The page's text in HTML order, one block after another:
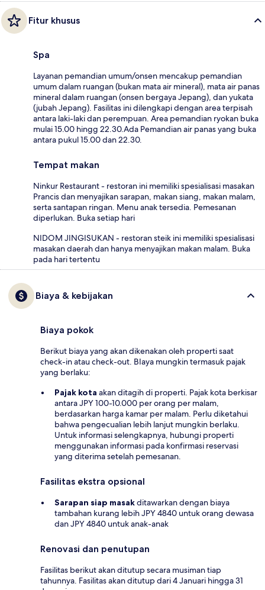
Fitur khusus
Spa
Layanan pemandian umum/onsen mencakup pemandian
umum dalam ruangan (bukan mata air mineral), mata air panas
mineral dalam ruangan (onsen bergaya Jepang), dan yukata
(jubah Jepang). Fasilitas ini dilengkapi dengan area terpisah
antara laki-laki dan perempuan. Area pemandian ryokan buka
mulai 15.00 hingg 22.30.Ada Pemandian air panas yang buka
antara pukul 15.00 dan 22.30.
Tempat makan
Ninkur Restaurant - restoran ini memiliki spesialisasi masakan
Prancis dan menyajikan sarapan, makan siang, makan malam,
serta santapan ringan. Menu anak tersedia. Pemesanan
diperlukan. Buka setiap hari
NIDOM JINGISUKAN - restoran steik ini memiliki spesialisasi
masakan daerah dan hanya menyajikan makan malam. Buka
pada hari tertentu
Biaya & kebijakan
Biaya pokok
Berikut biaya yang akan dikenakan oleh properti saat
check-in atau check-out. BIaya mungkin termasuk pajak
yang berlaku:
Pajak kota akan ditagih di properti. Pajak kota berkisar
antara JPY 100-10.000 per orang per malam,
berdasarkan harga kamar per malam. Perlu diketahui
bahwa pengecualian lebih lanjut mungkin berlaku.
Untuk informasi selengkapnya, hubungi properti
menggunakan informasi pada konfirmasi reservasi
yang diterima setelah pemesanan.
Fasilitas ekstra opsional
Sarapan siap masakditawarkan dengan biaya
tambahan kurang lebih JPY 4840 untuk orang dewasa
dan JPY 4840 untuk anak-anak
Renovasi dan penutupan
Fasilitas berikut akan ditutup secara musiman tiap
tahunnya. Fasilitas akan ditutup dari 4 Januari hingga 31